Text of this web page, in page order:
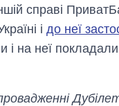
справі
і до неї
на неї